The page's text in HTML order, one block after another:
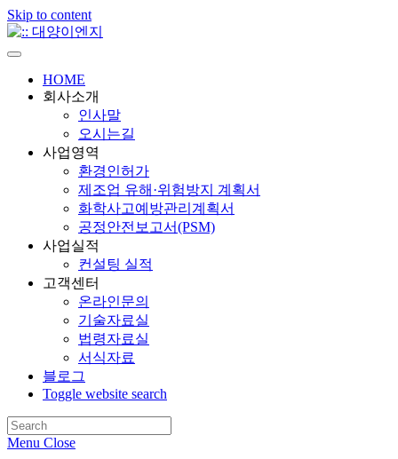
Skip to content
HOME
회사소개
인사말
오시는길
사업영역
환경인허가
제조업 유해·위험방지 계획서
화학사고예방관리계획서
공정안전보고서(PSM)
사업실적
컨설팅 실적
고객센터
온라인문의
기술자료실
법령자료실
서식자료
블로그
Toggle website search
Menu Close